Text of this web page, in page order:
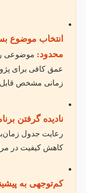
انتخاب موضوع
محدود: موضوعی
عمق کافی برای
زمانی مشخص قابل
نادیده گرفتن
رعایت جدول
کاهش کیفیت در
کم‌توجهی به